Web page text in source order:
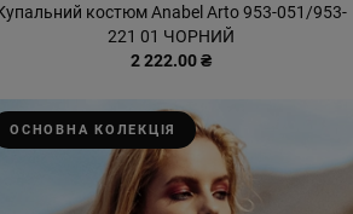
костюм Anabel Arto 953-051/953-
221 01 ЧОРНИЙ
2 222.00 ₴
ОСНОВНА КОЛЕКЦІЯ